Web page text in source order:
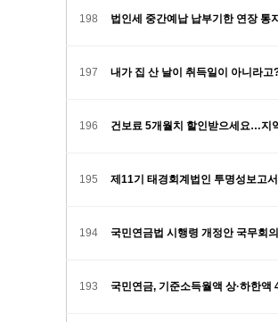
198 법인세 중간예납 납부기한 연장 통
197 내가 집 산 날이 취득일이 아니라
196 건보료 5개월치 할인받으세요…
195 제11기 태경회계법인 투명성보고
194 국민연금법 시행령 개정안 국무회
193 국민연금, 기준소득월액 상·하한